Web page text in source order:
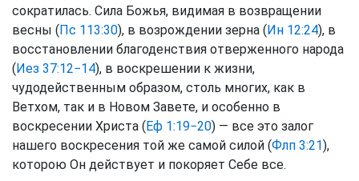
сократилась. Сила Божья, видимая в возвращении
весны (Пс 113:30), в возрождении зерна (Ин 12:24), в
восстановлении благоденствия отверженного народа
(Иез 37:12−14), в воскрешении к жизни,
чудодейственным образом, столь многих, как в
Ветхом, так и в Новом Завете, и особенно в
воскресении Христа (Еф 1:19−20) — все это залог
нашего воскресения той же самой силой (Флп 3:21),
которою Он действует и покоряет Себе все.